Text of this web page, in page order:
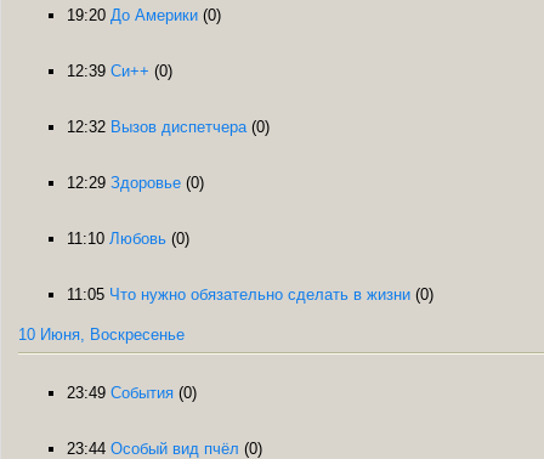
19:20 До Америки (0)
12:39 Си++ (0)
12:32 Вызов диспетчера (0)
12:29 Здоровье (0)
11:10 Любовь (0)
11:05 Что нужно обязательно сделать в жизни (0)
10 Июня, Воскресенье
23:49 События (0)
23:44 Особый вид пчёл (0)